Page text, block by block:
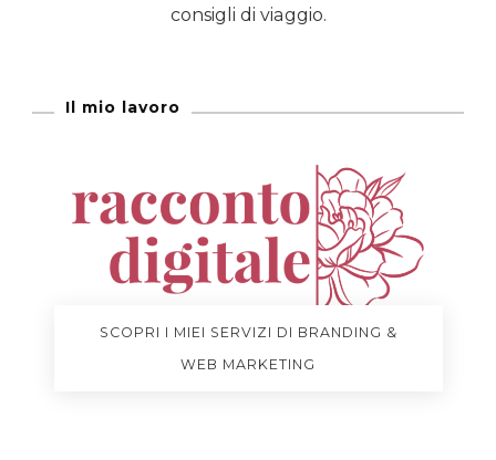
consigli di viaggio.
Il mio lavoro
SCOPRI I MIEI SERVIZI DI BRANDING &
WEB MARKETING